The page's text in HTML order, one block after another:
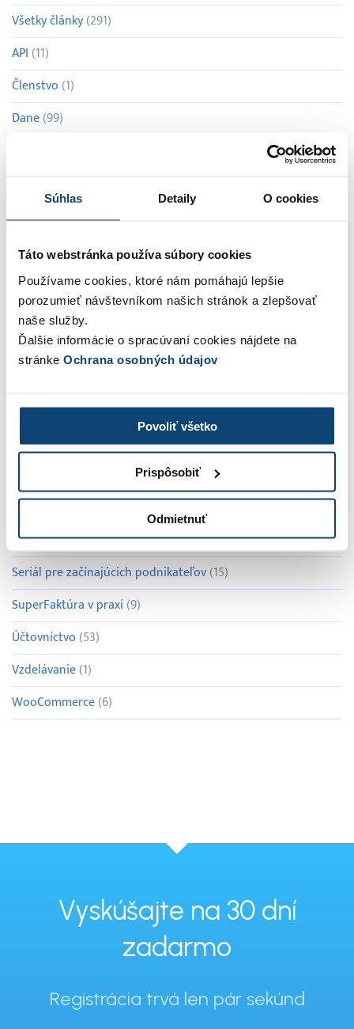
Súhlas Detaily O cookies
Táto webstránka používa súbory cookies
Používame cookies, ktoré nám pomáhajú lepšie
porozumieť návštevníkom našich stránok a zlepšovať
naše služby.
Ďalšie informácie o spracúvaní cookies nájdete na
stránke Ochrana osobných údajov
Povoliť všetko
Prispôsobiť
Odmietnuť
Všetky články(291)
API (11)
Členstvo (1)
Dane(99)
Exporty(7)
Faktúry(84)
GDPR(12)
Kvartálne novinky
Lifestyle(5)
Nástroje(2)
Nezaradené(29)
Platby
Prehľady(4)
Seriál pre začínajúcich podnikateľov(15)
SuperFaktúra v praxi(9)
Účtovníctvo (53)
Vzdelávanie(1)
WooCommerce(6)
Vyskúšajte na 30 dní
zadarmo
Registrácia trvá len pár sekúnd